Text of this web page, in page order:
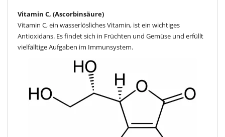
Vitamin C, (Ascorbinsäure)
Vitamin C, ein wasserlösliches Vitamin, ist ein wichtiges
Antioxidans. Es findet sich in Früchten und Gemüse und erfüllt
vielfälltige Aufgaben im Immunsystem.